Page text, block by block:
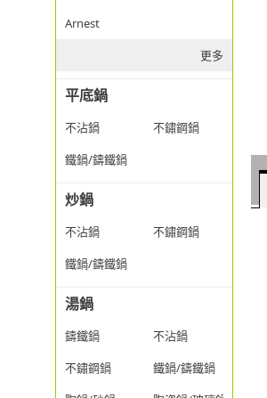
Arnest
更多
平底鍋
不沾鍋
不鏽鋼鍋
鐵鍋/鑄鐵鍋
炒鍋
不沾鍋
不鏽鋼鍋
鐵鍋/鑄鐵鍋
湯鍋
鑄鐵鍋
不沾鍋
不鏽鋼鍋
鐵鍋/鑄鐵鍋